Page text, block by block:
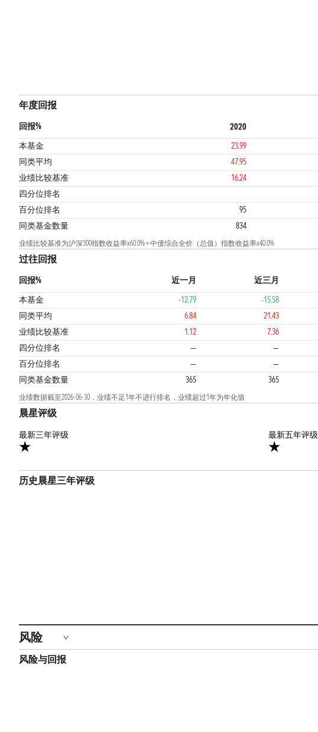
年度回报
回报% 2020
本基金
23.99
同类平均
47.95
业绩比较基准
16.24
四分位排名
4 1
百分位排名 95
同类基金数量
834
业绩比较基准为沪深300指数收益率x60.0% + 中债综合全价（总值）指数收益率x40.0%
过往回报
回报% 近一月 近三月
本基金
-12.79 -15.58
同类平均
6.84 21.43
业绩比较基准
1.12 7.36
四分位排名
— —
百分位排名 — —
同类基金数量
365 365
业绩数据截至2026-06-30，业绩不足1年不进行排名，业绩超过1年为年化值
晨星评级
最新三年评级 最新五年评级
1星
历史晨星三年评级
风险
风险与回报